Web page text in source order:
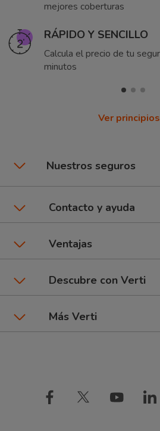
mejores coberturas
RÁPIDO Y SENCILLO
Calcula el precio de tu
minutos
Ver principios
Nuestros seguros
Seguros de coche
Seguros de moto
6Ruedas: Coche + Moto
Seguros de Hogar
Contacto y ayuda
Asistencia y contacto
Dar un parte
Preguntas frecuentes
Ventajas
Promociones y beneficios
Tipos de pago
Descubre con Verti
Seguros por marca de coche
Diccionario de seguros
Más Verti
Opiniones Verti